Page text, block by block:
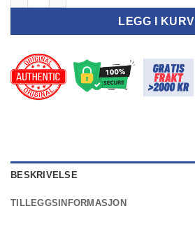
LEGG I KURV
BESKRIVELSE
TILLEGGSINFORMASJON